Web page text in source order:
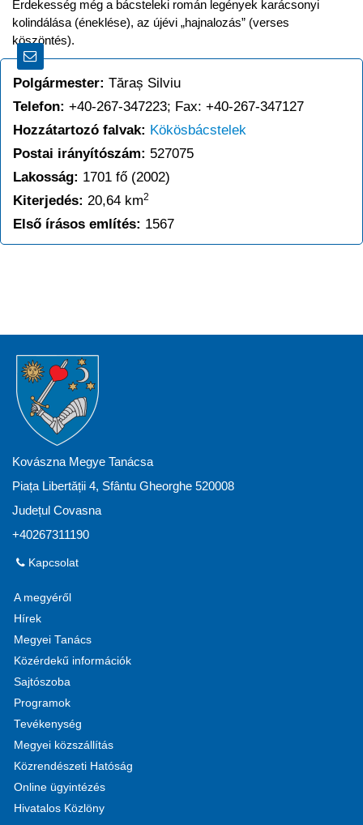
Érdekesség még a bácsteleki román legények karácsonyi
kolindálása (éneklése), az újévi „hajnalozás” (verses
köszöntés).
Polgármester: Tăraș Silviu
Telefon: +40-267-347223; Fax: +40-267-347127
Hozzátartozó falvak: Kökösbácstelek
Postai irányítószám: 527075
Lakosság: 1701 fő (2002)
Kiterjedés: 20,64 km2
Első írásos említés: 1567
Kovászna Megye Tanácsa
Piața Libertății 4, Sfântu Gheorghe 520008
Județul Covasna
+40267311190
Kapcsolat
A megyéről
Hírek
Megyei Tanács
Közérdekű információk
Sajtószoba
Programok
Tevékenység
Megyei közszállítás
Közrendészeti Hatóság
Online ügyintézés
Hivatalos Közlöny